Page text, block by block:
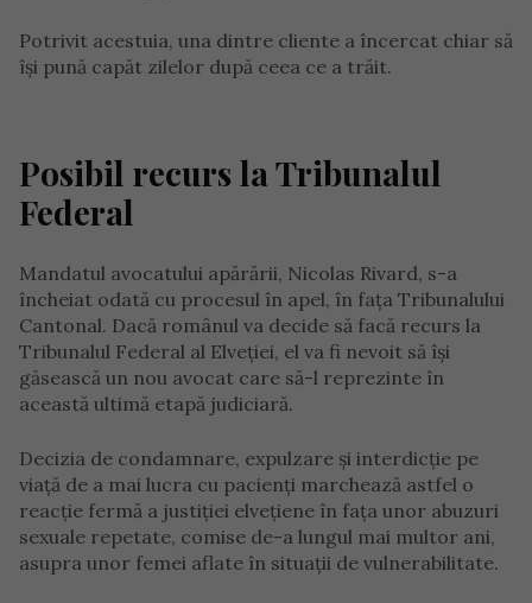
Potrivit acestuia, una dintre cliente a încercat chiar să
își pună capăt zilelor după ceea ce a trăit.
Posibil recurs la Tribunalul
Federal
Mandatul avocatului apărării, Nicolas Rivard, s-a
încheiat odată cu procesul în apel, în fața Tribunalului
Cantonal. Dacă românul va decide să facă recurs la
Tribunalul Federal al Elveției, el va fi nevoit să își
găsească un nou avocat care să-l reprezinte în
această ultimă etapă judiciară.
Decizia de condamnare, expulzare și interdicție pe
viață de a mai lucra cu pacienți marchează astfel o
reacție fermă a justiției elvețiene în fața unor abuzuri
sexuale repetate, comise de-a lungul mai multor ani,
asupra unor femei aflate în situații de vulnerabilitate.